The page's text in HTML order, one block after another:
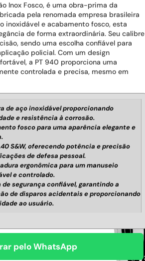
Inox Fosco, é uma obra-prima da
pela renomada empresa brasileira
inoxidável e acabamento fosco, esta
de forma extraordinária. Seu calibre
sendo uma escolha confiável para
policial. Com um design
a PT 940 proporciona uma
controlada e precisa, mesmo em
de aço inoxidável proporcionando
e resistência à corrosão.
fosco para uma aparência elegante e
S&W, oferecendo potência e precisão
de defesa pessoal.
ergonômica para um manuseio
e controlado.
de segurança confiável, garantindo a
de disparos acidentais e proporcionando
ao usuário.
pelo WhatsApp